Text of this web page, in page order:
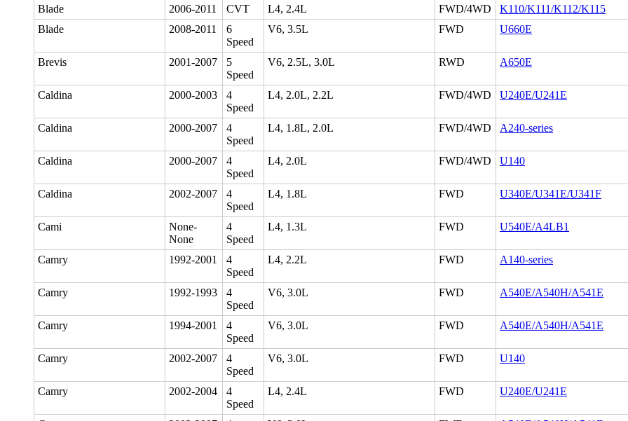
Blade 2006-2011 CVT L4, 2.4L FWD/4WD
K110/K111/K112/K115
Blade
2008-2011
6
Speed
V6, 3.5L FWD U660E
Brevis 2001-2007
5
Speed
V6, 2.5L, 3.0L RWD A650E
Caldina 2000-2003
4
Speed
L4, 2.0L, 2.2L FWD/4WD U240E/U241E
Caldina 2000-2007
4
Speed
L4, 1.8L, 2.0L FWD/4WD A240-series
Caldina 2000-2007
4
Speed
L4, 2.0L FWD/4WD U140
Caldina 2002-2007
4
Speed
L4, 1.8L FWD U340E/U341E/U341F
Cami
None-
None
4
Speed
L4, 1.3L FWD U540E/A4LB1
Camry 1992-2001
4
Speed
L4, 2.2L FWD A140-series
Camry 1992-1993
4
Speed
V6, 3.0L FWD A540E/A540H/A541E
Camry 1994-2001
4
Speed
V6, 3.0L FWD A540E/A540H/A541E
Camry 2002-2007
4
Speed
V6, 3.0L FWD U140
Camry 2002-2004
4
Speed
L4, 2.4L FWD U240E/U241E